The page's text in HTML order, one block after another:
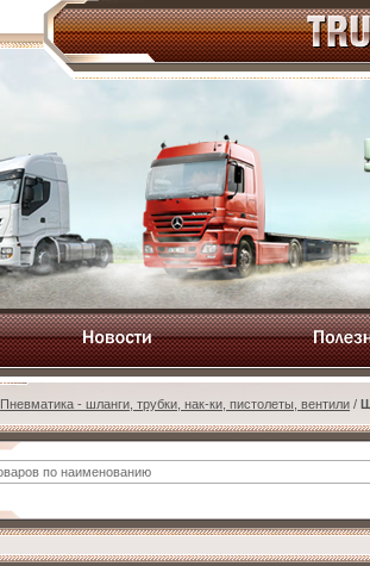
Пневматика - шланги, трубки, нак-ки, пистолеты, вентили /